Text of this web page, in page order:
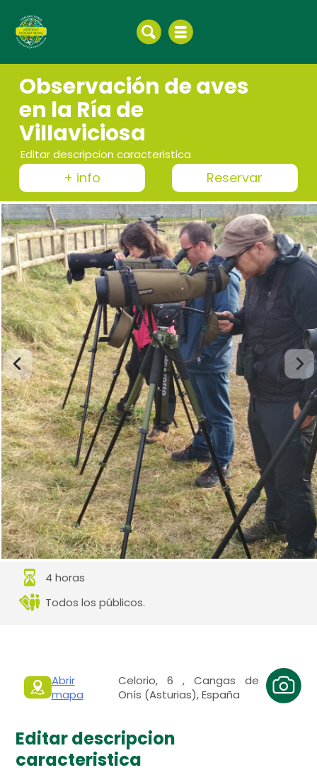
Observación de aves
en la Ría de
Villaviciosa
Editar descripcion caracteristica
+ info Reservar
4 horas
Todos los públicos.
Abrir
mapa
Celorio, 6 , Cangas de
Onís (Asturias), España
Editar descripcion
caracteristica